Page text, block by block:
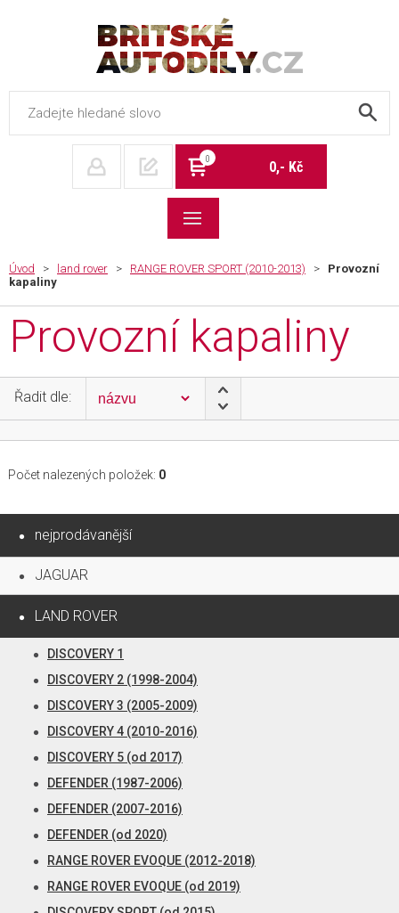
0 0,- Kč
Úvod > land rover > RANGE ROVER SPORT (2010-2013) > Provozní
kapaliny
Provozní kapaliny
Řadit dle:
Počet nalezených položek: 0
nejprodávanější
JAGUAR
LAND ROVER
DISCOVERY 1
DISCOVERY 2 (1998-2004)
DISCOVERY 3 (2005-2009)
DISCOVERY 4 (2010-2016)
DISCOVERY 5 (od 2017)
DEFENDER (1987-2006)
DEFENDER (2007-2016)
DEFENDER (od 2020)
RANGE ROVER EVOQUE (2012-2018)
RANGE ROVER EVOQUE (od 2019)